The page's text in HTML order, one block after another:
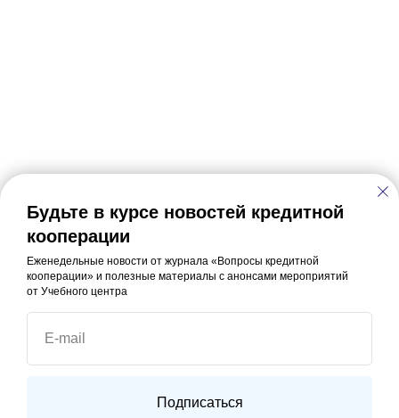
Будьте в курсе новостей кредитной
кооперации
Еженедельные новости от журнала «Вопросы кредитной
кооперации» и полезные материалы с анонсами мероприятий
от Учебного центра
E-mail
Подписаться